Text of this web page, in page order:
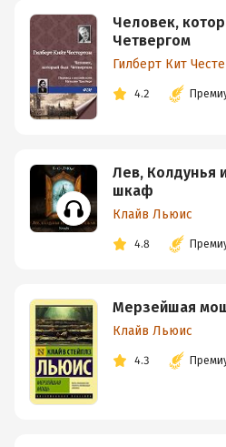
Человек,
Четвергом
Гилберт Кит
4.2
Лев, Колдунья
шкаф
Клайв Льюис
4.8
Мерзейшая
Клайв Льюис
4.3